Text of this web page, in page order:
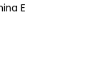
E